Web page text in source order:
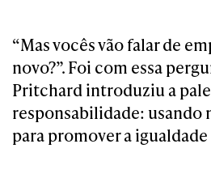
“Mas vocês vão falar de
novo?”. Foi com essa
Pritchard introduziu a
responsabilidade: usando
para promover a